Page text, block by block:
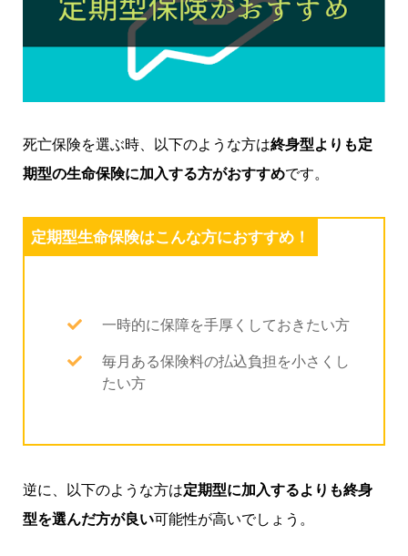
死亡保険を選ぶ時、以下のような方は終身型よりも定
期型の生命保険に加入する方がおすすめです。
定期型生命保険はこんな方におすすめ！
一時的に保障を手厚くしておきたい方
毎月ある保険料の払込負担を小さくし
たい方
逆に、以下のような方は定期型に加入するよりも終身
型を選んだ方が良い可能性が高いでしょう。